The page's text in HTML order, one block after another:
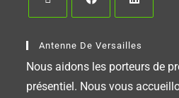
Antenne De Versailles
Nous aidons les porteurs de
présentiel. Nous vous